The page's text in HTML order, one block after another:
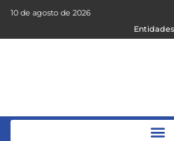
10 de agosto de 2026